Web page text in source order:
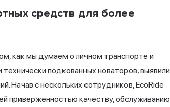
средств для более
как мы думаем о личном транспорте и
технически подкованных новаторов, выявили
Начав с нескольких сотрудников, EcoRide
приверженностью качеству, обслуживанию